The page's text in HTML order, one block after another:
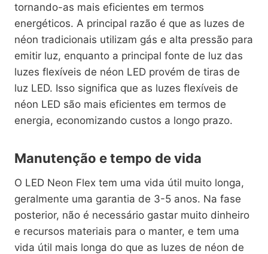
tornando-as mais eficientes em termos
energéticos. A principal razão é que as luzes de
néon tradicionais utilizam gás e alta pressão para
emitir luz, enquanto a principal fonte de luz das
luzes flexíveis de néon LED provém de tiras de
luz LED. Isso significa que as luzes flexíveis de
néon LED são mais eficientes em termos de
energia, economizando custos a longo prazo.
Manutenção e tempo de vida
O LED Neon Flex tem uma vida útil muito longa,
geralmente uma garantia de 3-5 anos. Na fase
posterior, não é necessário gastar muito dinheiro
e recursos materiais para o manter, e tem uma
vida útil mais longa do que as luzes de néon de